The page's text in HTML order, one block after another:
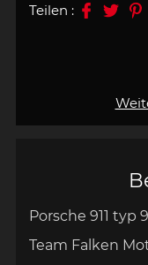
Porsche 911 typ
Team Falken
Teilen :